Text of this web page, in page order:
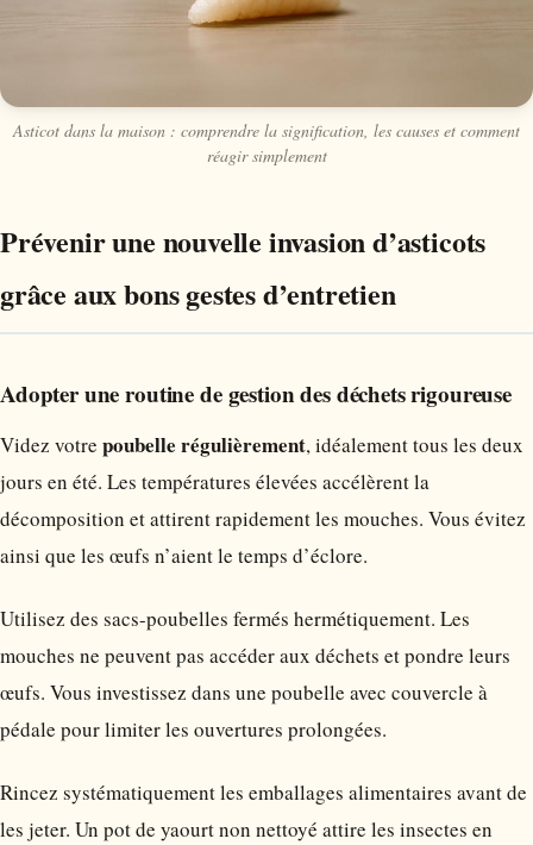
Asticot dans la maison : comprendre la signification, les causes et comment
réagir simplement
Prévenir une nouvelle invasion d’asticots
grâce aux bons gestes d’entretien
Adopter une routine de gestion des déchets rigoureuse
Videz votre poubelle régulièrement, idéalement tous les deux
jours en été. Les températures élevées accélèrent la
décomposition et attirent rapidement les mouches. Vous évitez
ainsi que les œufs n’aient le temps d’éclore.
Utilisez des sacs-poubelles fermés hermétiquement. Les
mouches ne peuvent pas accéder aux déchets et pondre leurs
œufs. Vous investissez dans une poubelle avec couvercle à
pédale pour limiter les ouvertures prolongées.
Rincez systématiquement les emballages alimentaires avant de
les jeter. Un pot de yaourt non nettoyé attire les insectes en